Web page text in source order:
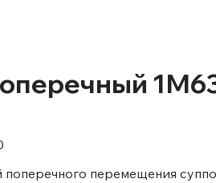
поперечного перемещения